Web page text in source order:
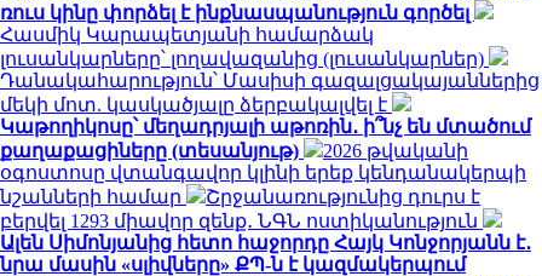
ռուս կինը փորձել է ինքնասպանություն գործել
Հասմիկ Կարապետյանի համարձակ
լուսանկարները՝ լողավազանից (լուսանկարներ)
Դանակահարություն՝ Մասիսի գազալցակայաններից
մեկի մոտ. կասկածյալը ձերբակալվել է
Կաթողիկոսը՝ մեղադրյալի աթոռին․ ի՞նչ են մտածում
քաղաքացիները (տեսանյութ)
2026 թվականի
օգոստոսը վտանգավոր կլինի երեք կենդանակերպի
նշանների համար
Շրջանառությունից դուրս է
բերվել 1293 միավոր զենք․ ՆԳՆ ոստիկանություն
Ալեն Սիմոնյանից հետո հաջորդը Հայկ Կոնջորյանն է․
նրա մասին «սլիվները» ՔՊ-ն է կազմակերպում